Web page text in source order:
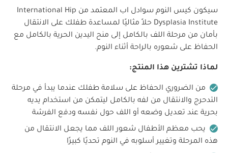
سيكون كيس النوم سوادل اب المعتمد من International Hip
Dysplasia Institute حلاً مثاليًا لمساعدة طفلك على الانتقال
بأمان من مرحلة اللف بالكامل إلى منح اليدين الحرية بالكامل مع
الحفاظ على شعوره بالراحة أثناء النوم.
لماذا تشترين هذا المنتج:
من الضروري الحفاظ على سلامة طفلك عندما يبدأ في مرحلة
التدحرج والانتقال من لفه بالكامل ليتمكن من استخدام يديه
بحرية عند تعديل وضعه أو اللف حول نفسه ودفع الفرشة
يحب معظم الأطفال شعور اللف مما يجعل الانتقال من
هذه المرحلة وتغيير أسلوبه في النوم تحديًا كبيرًا